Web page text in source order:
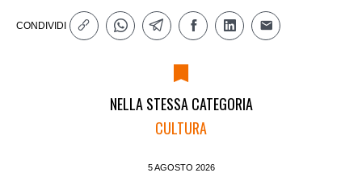
CONDIVIDI
NELLA STESSA CATEGORIA
CULTURA
5 AGOSTO 2026